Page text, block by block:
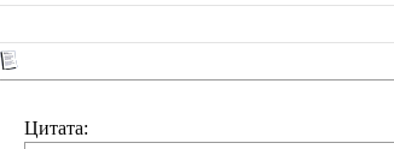
Цитата: